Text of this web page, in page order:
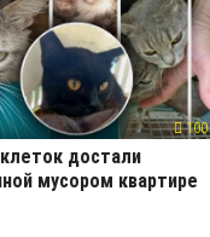
100
достали
мусором квартире